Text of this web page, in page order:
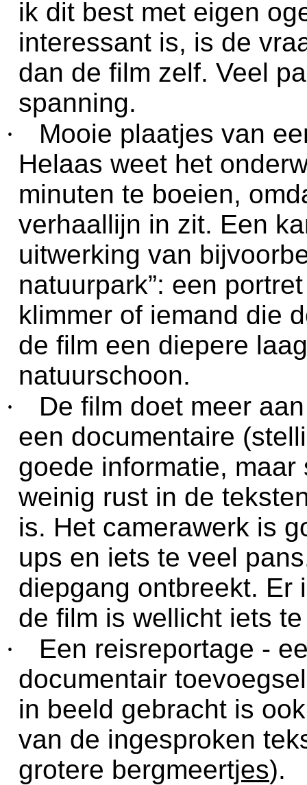
ik dit best met eigen
interessant is, is de
dan de film zelf. Veel
spanning.
·
Mooie plaatjes van
Helaas weet het
minuten te boeien,
verhaallijn in zit. Een
uitwerking van
natuurpark”: een
klimmer of iemand die
de film een diepere
natuurschoon.
·
De film doet meer
een documentaire
goede informatie,
weinig rust in de
is. Het camerawerk is
ups en iets te veel
diepgang ontbreekt. Er
de film is wellicht iets
·
Een reisreportage -
documentair
in beeld gebracht is
van de ingesproken
grotere bergmeertjes).